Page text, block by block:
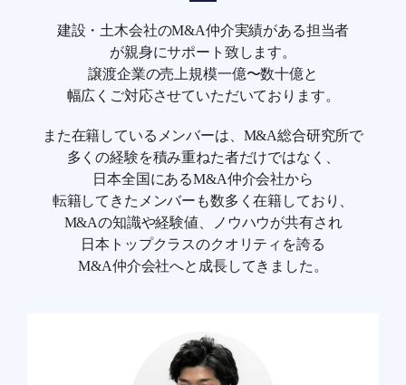
建設・土木会社のM&A仲介実績がある担当者
が親身にサポート致します。
譲渡企業の売上規模一億〜数十億と
幅広くご対応させていただいております。
また在籍しているメンバーは、M&A総合研究所で
多くの経験を積み重ねた者だけではなく、
日本全国にあるM&A仲介会社から
転籍してきたメンバーも数多く在籍しており、
M&Aの知識や経験値、ノウハウが共有され
日本トップクラスのクオリティを誇る
M&A仲介会社へと成長してきました。